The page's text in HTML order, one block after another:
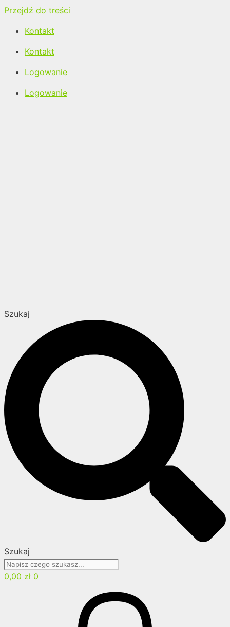
Przejdź do treści
Kontakt
Kontakt
Logowanie
Logowanie
Szukaj
Szukaj
0,00 zł 0